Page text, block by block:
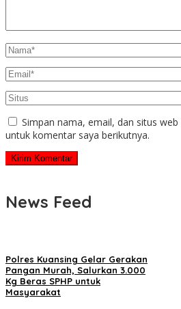
Simpan nama, email, dan situs
untuk komentar saya berikutnya.
News Feed
Polres Kuansing Gelar Gerakan
Pangan Murah, Salurkan 3.000
Kg Beras SPHP untuk
Masyarakat